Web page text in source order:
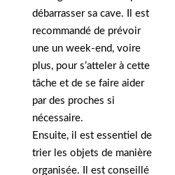
débarrasser sa cave. Il est
recommandé de prévoir
une un week-end, voire
plus, pour s’atteler à cette
tâche et de se faire aider
par des proches si
nécessaire.
Ensuite, il est essentiel de
trier les objets de manière
organisée. Il est conseillé